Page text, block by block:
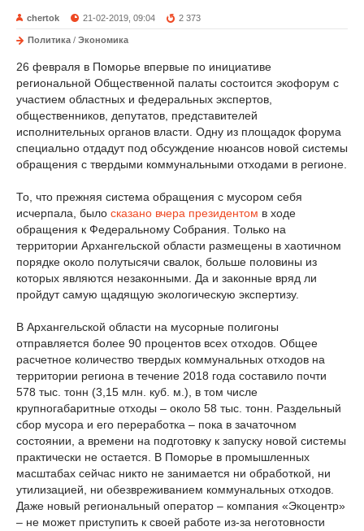
chertok 21-02-2019, 09:04 2 373
Политика / Экономика
26 февраля в Поморье впервые по инициативе
региональной Общественной палаты состоится экофорум с
участием областных и федеральных экспертов,
общественников, депутатов, представителей
исполнительных органов власти. Одну из площадок форума
специально отдадут под обсуждение нюансов новой системы
обращения с твердыми коммунальными отходами в регионе.
То, что прежняя система обращения с мусором себя
исчерпала, было сказано вчера президентом в ходе
обращения к Федеральному Собрания. Только на
территории Архангельской области размещены в хаотичном
порядке около полутысячи свалок, больше половины из
которых являются незаконными. Да и законные вряд ли
пройдут самую щадящую экологическую экспертизу.
В Архангельской области на мусорные полигоны
отправляется более 90 процентов всех отходов. Общее
расчетное количество твердых коммунальных отходов на
территории региона в течение 2018 года составило почти
578 тыс. тонн (3,15 млн. куб. м.), в том числе
крупногабаритные отходы – около 58 тыс. тонн. Раздельный
сбор мусора и его переработка – пока в зачаточном
состоянии, а времени на подготовку к запуску новой системы
практически не остается. В Поморье в промышленных
масштабах сейчас никто не занимается ни обработкой, ни
утилизацией, ни обезвреживанием коммунальных отходов.
Даже новый региональный оператор – компания «Экоцентр»
– не может приступить к своей работе из-за неготовности